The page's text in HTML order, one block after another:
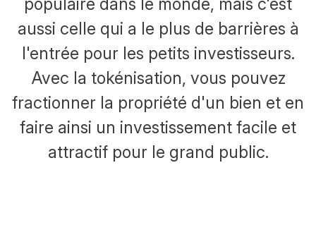
aussi celle qui a le plus de barrières à
l'entrée pour les petits investisseurs.
Avec la tokénisation, vous pouvez
fractionner la propriété d'un bien et en
faire ainsi un investissement facile et
attractif pour le grand public.